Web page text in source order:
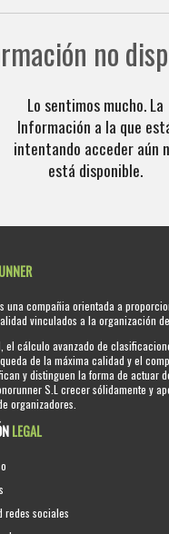
no
Lo sentimos mucho. La
Información a la que
intentando acceder aún
está disponible.
una compañia orientada a
vinculados a la organización
el cálculo avanzado de
de la máxima calidad y el
y distinguen la forma de actuar
S.L crecer sólidamente y
organizadores.
LEGAL
redes sociales